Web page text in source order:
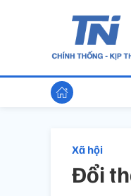
Xã hội
Đổi